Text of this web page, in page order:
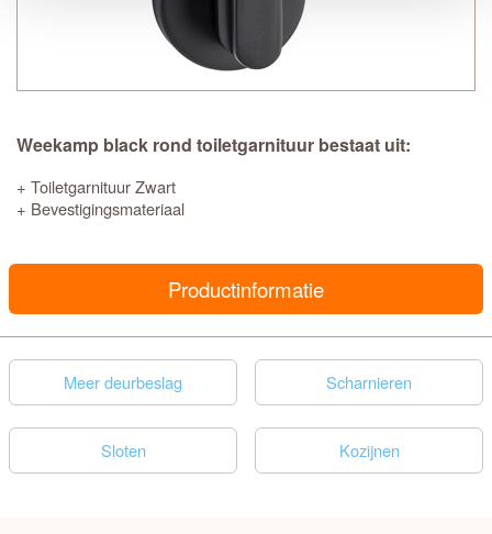
Weekamp black rond toiletgarnituur bestaat uit:
+ Toiletgarnituur Zwart
+ Bevestigingsmateriaal
Productinformatie
Meer deurbeslag Scharnieren
Sloten Kozijnen